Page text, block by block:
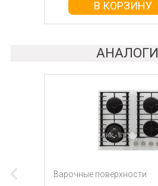
В КОРЗИНУ
АНАЛОГИ
Варочные поверхности
Варочные поверхности